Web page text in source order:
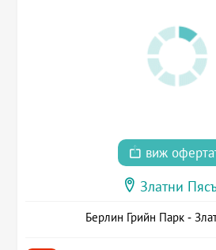
виж
Златни
Берлин Грийн Парк -